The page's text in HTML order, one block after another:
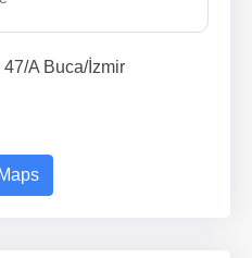
A Buca/İzmir